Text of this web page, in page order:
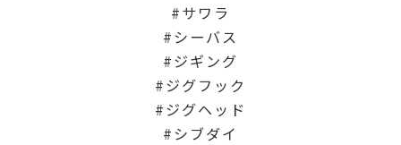
サワラ
シーバス
ジギング
ジグフック
ジグヘッド
シブダイ